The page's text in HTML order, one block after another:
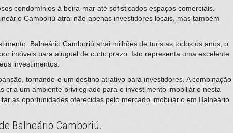
condomínios à beira-mar até sofisticados espaços comerciais.
Camboriú atrai não apenas investidores locais, mas também
Balneário Camboriú atrai milhões de turistas todos os anos, o
imóveis para aluguel de curto prazo. Isto representa uma excelente
investimentos.
tornando-o um destino atrativo para investidores. A combinação
um ambiente privilegiado para o investimento imobiliário nesta
as oportunidades oferecidas pelo mercado imobiliário em Balneário
Balneário Camboriú.